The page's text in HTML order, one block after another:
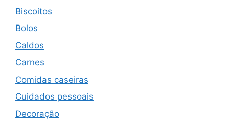
Biscoitos
Bolos
Caldos
Carnes
Comidas caseiras
Cuidados pessoais
Decoração